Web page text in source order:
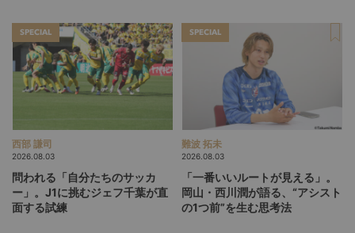
SPECIAL
西部 謙司
2026.08.03
問われる「自分たちのサッカ
ー」。J1に挑むジェフ千葉が直
面する試練
SPECIAL
難波 拓未
2026.08.03
「一番いいルートが見える」。
岡山・西川潤が語る、“アシスト
の1つ前”を生む思考法